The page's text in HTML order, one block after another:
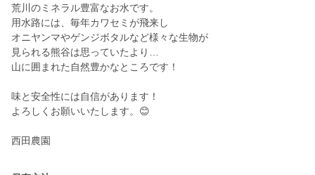
荒川のミネラル豊富なお水です。
用水路には、毎年カワセミが飛来し
オニヤンマやゲンジボタルなど様々な生物が
見られる熊谷は思っていたより…
山に囲まれた自然豊かなところです！
味と安全性には自信があります！
よろしくお願いいたします。😊
西田農園